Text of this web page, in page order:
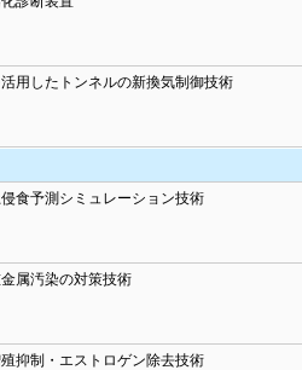
用したトンネルの新換気制御技術
食予測シミュレーション技術
属汚染の対策技術
抑制・エストロゲン除去技術